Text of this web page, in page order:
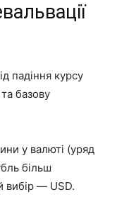
падіння курсу
базову
у валюті (уряд
більш
— USD.